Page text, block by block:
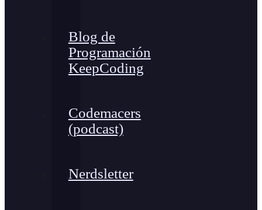
Blog de
Programación
KeepCoding
Codemacers
(podcast)
Nerdsletter